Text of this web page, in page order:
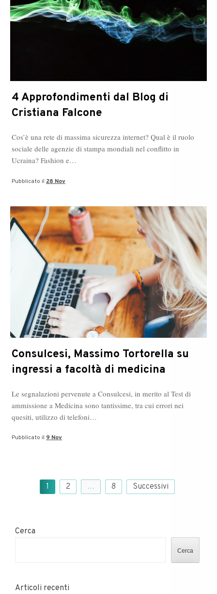
4 Approfondimenti dal Blog di
Cristiana Falcone
Cos’è una rete di massima sicurezza internet? Qual è il ruolo
sociale delle agenzie di stampa mondiali nel conflitto in
Ucraina? Fashion e…
Pubblicato il 28 Nov
Consulcesi, Massimo Tortorella su
ingressi a facoltà di medicina
Le segnalazioni pervenute a Consulcesi, in merito al Test di
ammissione a Medicina sono tantissime, tra cui errori nei
quesiti, utilizzo di telefoni…
Pubblicato il 9 Nov
Paginazione1 2 … 8 Successivi
Cerca
Cerca
Articoli recenti